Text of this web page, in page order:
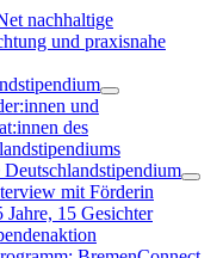
nachhaltige
und praxisnahe
und
des
Deutschlandstipendium
mit Förderin
Jahre, 15 Gesichter